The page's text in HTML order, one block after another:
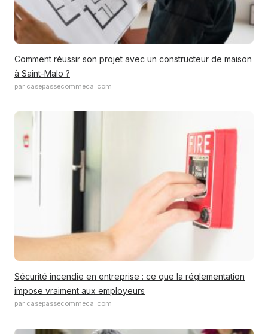
Comment réussir son projet avec un constructeur de maison
à Saint-Malo ?
par casepassecommeca_com
Sécurité incendie en entreprise : ce que la réglementation
impose vraiment aux employeurs
par casepassecommeca_com